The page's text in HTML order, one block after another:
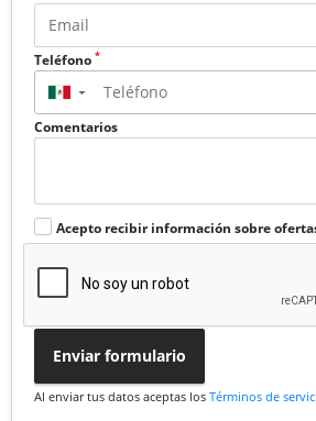
Teléfono *
▼
Comentarios
Acepto recibir información sobre
Enviar formulario
Al enviar tus datos aceptas los Términos de